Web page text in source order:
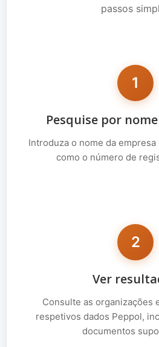
passos
1
Pesquise por
Introduza o nome da
como o número de
2
Ver
Consulte as organizações
respetivos dados Peppol,
documentos